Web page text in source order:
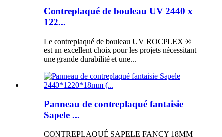
Contreplaqué de bouleau UV 2440 x
122...
Le contreplaqué de bouleau UV ROCPLEX ®
est un excellent choix pour les projets nécessitant
une grande durabilité et une...
Panneau de contreplaqué fantaisie
Sapele ...
CONTREPLAQUÉ SAPELE FANCY 18MM